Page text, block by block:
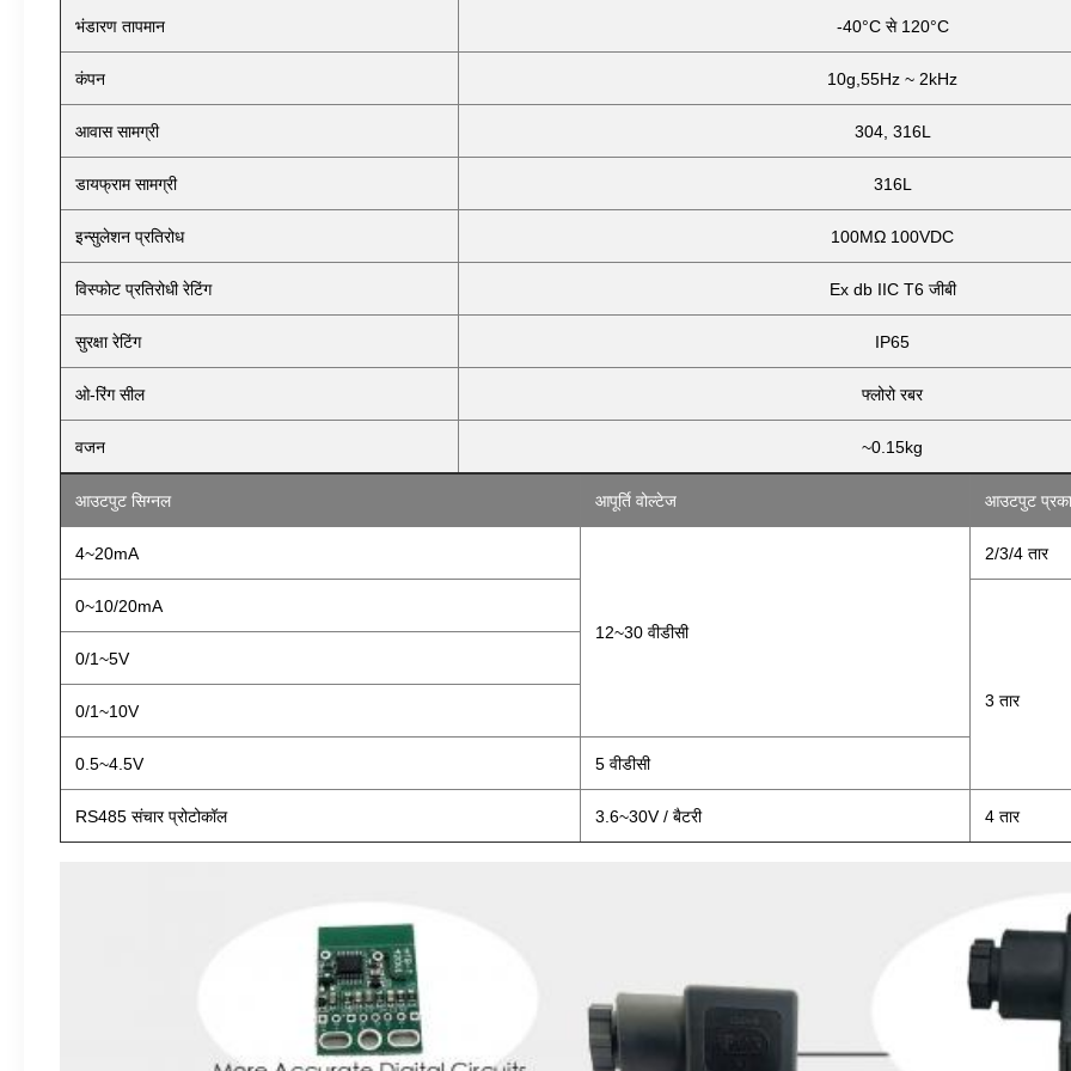
भंडारण तापमान -40°C से 120°C
कंपन 10g,55Hz ~ 2kHz
आवास सामग्री 304, 316L
डायफ्राम सामग्री 316L
इन्सुलेशन प्रतिरोध 100MΩ 100VDC
विस्फोट प्रतिरोधी रेटिंग Ex db IIC T6 जीबी
सुरक्षा रेटिंग IP65
ओ-रिंग सील फ्लोरो रबर
वजन ~0.15kg
आउटपुट सिग्नल आपूर्ति वोल्टेज आउटपुट
4~20mA
12~30 वीडीसी
2/3/4 तार
0~10/20mA
3 तार
0/1~5V
0/1~10V
0.5~4.5V 5 वीडीसी
RS485 संचार प्रोटोकॉल 3.6~30V / बैटरी 4 तार